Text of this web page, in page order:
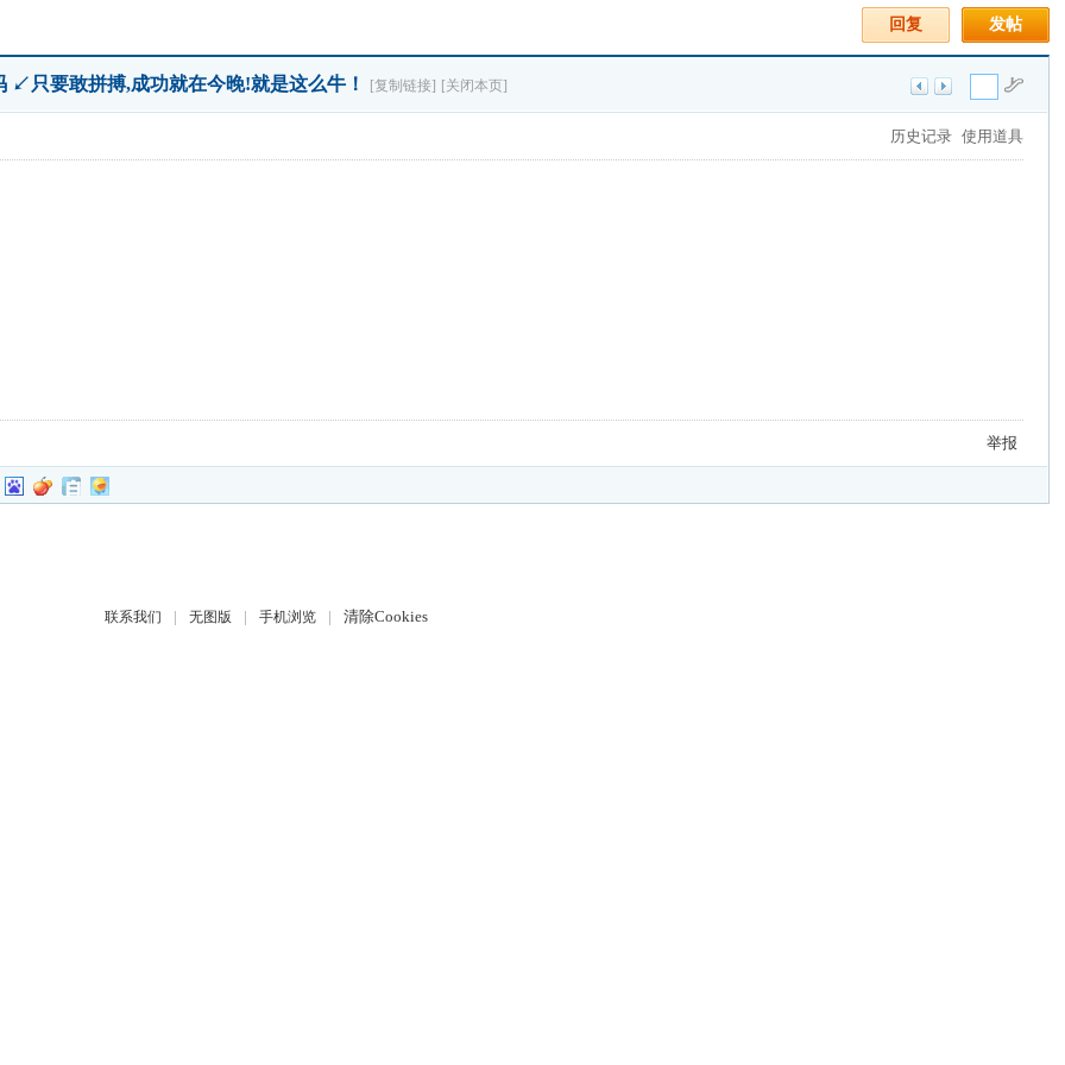
发帖
回复
只要敢拼搏,成功就在今晚!就是这么牛！ [复制链接] [关闭本页]
历史记录 使用道具
举报
联系我们 | 无图版 | 手机浏览 | 清除Cookies